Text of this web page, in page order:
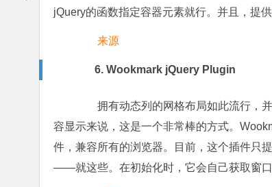
jQuery的函数指定容器元素就行。并且，提
来源
6. Wookmark jQuery Plugin
拥有动态列的网格布局如此流行，并
容显示来说，这是一个非常棒的方式。
件，兼容所有的浏览器。目前，这个插件只
——就这些。在初始化时，它会自己获取窗口